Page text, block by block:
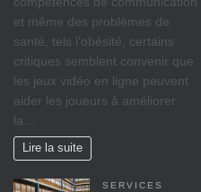
et même des problèmes de
santé, tels l’obésité, certains
critiques semblent convenir que
les jeux vidéo en ligne peuvent
aider les joueurs à améliorer
la…
Lire la suite
SERVICES